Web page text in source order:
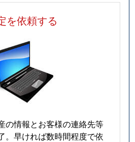
を依頼する
の情報とお客様の連絡先等
。早ければ数時間程度で依